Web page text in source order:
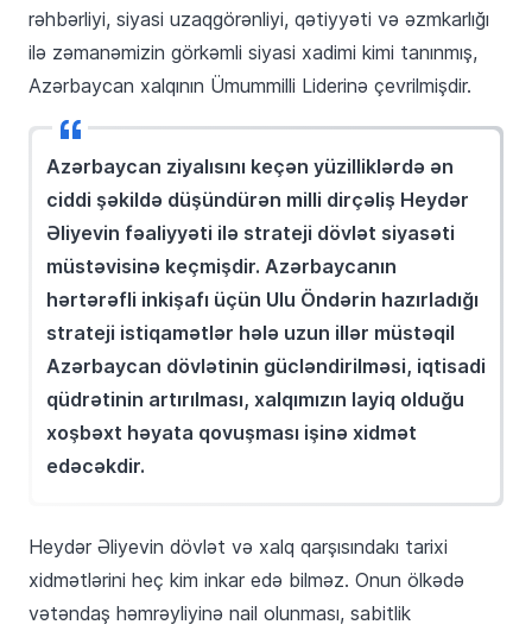
rəhbərliyi, siyasi uzaqgörənliyi, qətiyyəti və əzmkarlığı
ilə zəmanəmizin görkəmli siyasi xadimi kimi tanınmış,
Azərbaycan xalqının Ümummilli Liderinə çevrilmişdir.
Azərbaycan ziyalısını keçən yüzilliklərdə ən
ciddi şəkildə düşündürən milli dirçəliş Heydər
Əliyevin fəaliyyəti ilə strateji dövlət siyasəti
müstəvisinə keçmişdir. Azərbaycanın
hərtərəfli inkişafı üçün Ulu Öndərin hazırladığı
strateji istiqamətlər hələ uzun illər müstəqil
Azərbaycan dövlətinin gücləndirilməsi, iqtisadi
qüdrətinin artırılması, xalqımızın layiq olduğu
xoşbəxt həyata qovuşması işinə xidmət
edəcəkdir.
Heydər Əliyevin dövlət və xalq qarşısındakı tarixi
xidmətlərini heç kim inkar edə bilməz. Onun ölkədə
vətəndaş həmrəyliyinə nail olunması, sabitlik